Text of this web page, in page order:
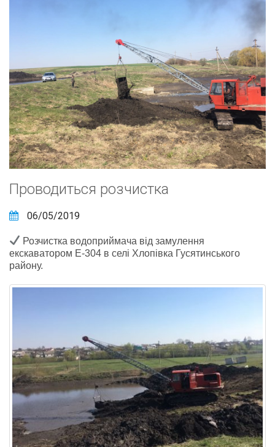
Проводиться розчистка
06/05/2019
Розчистка водоприймача від замулення
екскаватором Е-304 в селі Хлопівка Гусятинського
району.